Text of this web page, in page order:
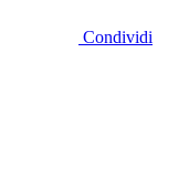
Condividi